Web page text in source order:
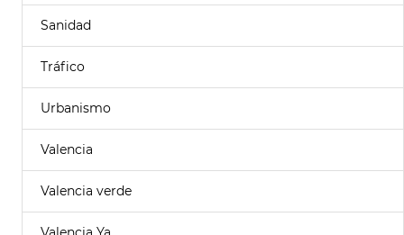
Sanidad
Tráfico
Urbanismo
Valencia
Valencia verde